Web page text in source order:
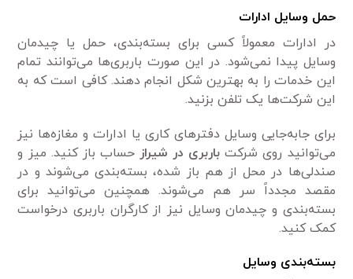
حمل وسایل ادارات
در ادارات معمولاً کسی برای بسته‌بندی، حمل یا چیدمان
وسایل پیدا نمی‌شود. در این صورت باربری‌ها می‌توانند تمام
این خدمات را به بهترین شکل انجام دهند. کافی است که به
این شرکت‌ها یک تلفن بزنید.
برای جابه‌جایی وسایل دفترهای کاری یا ادارات و مغازه‌ها نیز
می‌توانید روی شرکت باربری در شیراز حساب باز کنید. میز و
صندلی‌ها در محل از هم باز شده، بسته‌بندی می‌شوند و در
مقصد مجدداً سر هم می‌شوند. همچنین می‌توانید برای
بسته‌بندی و چیدمان وسایل نیز از کارگران باربری درخواست
کمک کنید.
بسته‌بندی وسایل